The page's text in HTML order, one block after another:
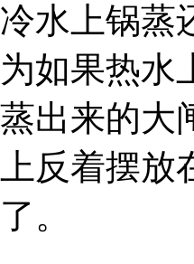
冷水上锅蒸
为如果热水
蒸出来的大
上反着摆
了。